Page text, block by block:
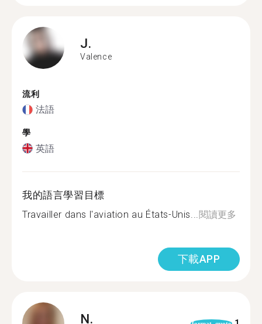
J.
Valence
流利
法語
學
英語
我的語言學習目標
Travailler dans l'aviation au États-Unis... 閱讀更多
下載APP
N.